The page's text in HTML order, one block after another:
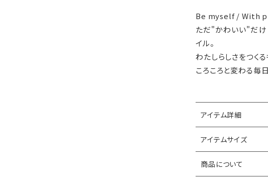
Be myself / With
ただ"かわいい"だけ
イル。
わたしらしさをつくる
ころころと変わる毎
アイテム詳細
アイテムサイズ
商品について